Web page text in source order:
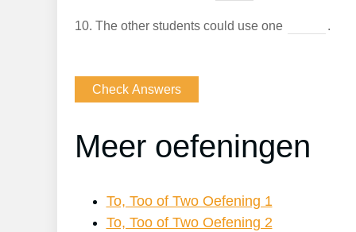
10. The other students could use one .
Meer oefeningen
To, Too of Two Oefening 1
To, Too of Two Oefening 2